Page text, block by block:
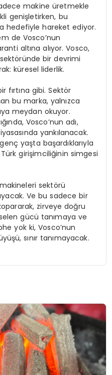
makine üretmekle
genişletirken, bu
hedefiyle hareket ediyor.
de Vosco’nun
altına alıyor. Vosco,
bir devrimi
küresel liderlik.
fırtına gibi. Sektör
bu marka, yalnızca
meydan okuyor.
Vosco’nun adı,
yankılanacak.
yaşta başardıklarıyla
girişimciliğinin simgesi
sektörü
Ve bu sadece bir
zirveye doğru
gücü tanımaya ve
yok ki, Vosco’nun
sınır tanımayacak.